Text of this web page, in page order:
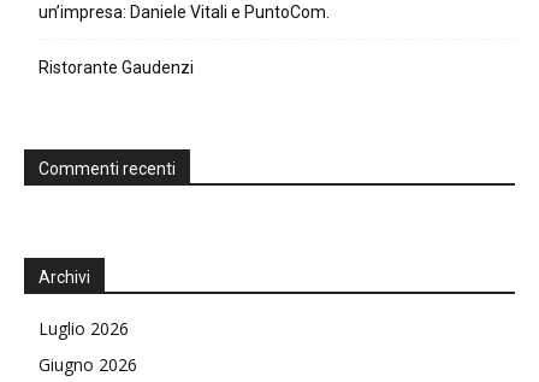
un’impresa: Daniele Vitali e PuntoCom.
Ristorante Gaudenzi
Commenti recenti
Archivi
Luglio 2026
Giugno 2026